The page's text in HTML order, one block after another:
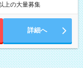
上の大量募集
詳細へ